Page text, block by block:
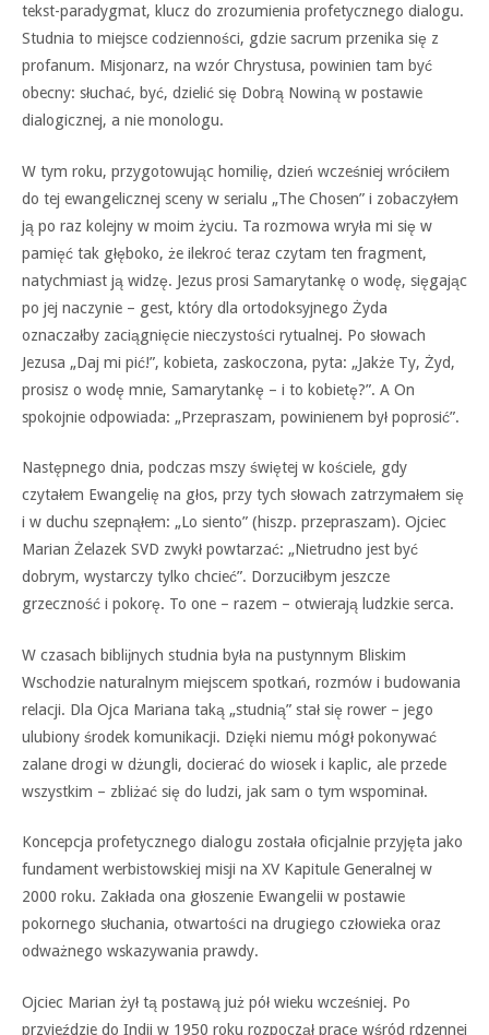
tekst-paradygmat, klucz do zrozumienia profetycznego dialogu.
Studnia to miejsce codzienności, gdzie sacrum przenika się z
profanum. Misjonarz, na wzór Chrystusa, powinien tam być
obecny: słuchać, być, dzielić się Dobrą Nowiną w postawie
dialogicznej, a nie monologu.
W tym roku, przygotowując homilię, dzień wcześniej wróciłem
do tej ewangelicznej sceny w serialu „The Chosen” i zobaczyłem
ją po raz kolejny w moim życiu. Ta rozmowa wryła mi się w
pamięć tak głęboko, że ilekroć teraz czytam ten fragment,
natychmiast ją widzę. Jezus prosi Samarytankę o wodę, sięgając
po jej naczynie – gest, który dla ortodoksyjnego Żyda
oznaczałby zaciągnięcie nieczystości rytualnej. Po słowach
Jezusa „Daj mi pić!”, kobieta, zaskoczona, pyta: „Jakże Ty, Żyd,
prosisz o wodę mnie, Samarytankę – i to kobietę?”. A On
spokojnie odpowiada: „Przepraszam, powinienem był poprosić”.
Następnego dnia, podczas mszy świętej w kościele, gdy
czytałem Ewangelię na głos, przy tych słowach zatrzymałem się
i w duchu szepnąłem: „Lo siento” (hiszp. przepraszam). Ojciec
Marian Żelazek SVD zwykł powtarzać: „Nietrudno jest być
dobrym, wystarczy tylko chcieć”. Dorzuciłbym jeszcze
grzeczność i pokorę. To one – razem – otwierają ludzkie serca.
W czasach biblĳnych studnia była na pustynnym Bliskim
Wschodzie naturalnym miejscem spotkań, rozmów i budowania
relacji. Dla Ojca Mariana taką „studnią” stał się rower – jego
ulubiony środek komunikacji. Dzięki niemu mógł pokonywać
zalane drogi w dżungli, docierać do wiosek i kaplic, ale przede
wszystkim – zbliżać się do ludzi, jak sam o tym wspominał.
Koncepcja profetycznego dialogu została oficjalnie przyjęta jako
fundament werbistowskiej misji na XV Kapitule Generalnej w
2000 roku. Zakłada ona głoszenie Ewangelii w postawie
pokornego słuchania, otwartości na drugiego człowieka oraz
odważnego wskazywania prawdy.
Ojciec Marian żył tą postawą już pół wieku wcześniej. Po
przyjeździe do Indii w 1950 roku rozpoczął pracę wśród rdzennej